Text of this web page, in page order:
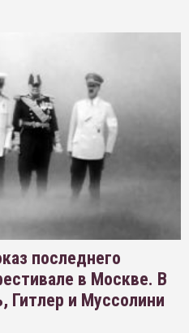
последнего
в Москве. В
Гитлер и Муссолини